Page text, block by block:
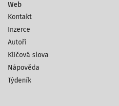
Web
Kontakt
Inzerce
Autoři
Klíčová slova
Nápověda
Týdeník